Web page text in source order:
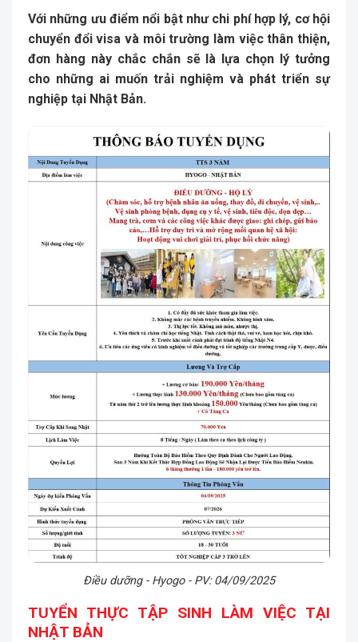
Với những ưu điểm nổi bật như chi phí hợp lý, cơ hội
chuyển đổi visa và môi trường làm việc thân thiện,
đơn hàng này chắc chắn sẽ là lựa chọn lý tưởng
cho những ai muốn trải nghiệm và phát triển sự
nghiệp tại Nhật Bản.
Điều dưỡng - Hyogo - PV: 04/09/2025
TUYỂN THỰC TẬP SINH LÀM VIỆC TẠI
NHẬT BẢN